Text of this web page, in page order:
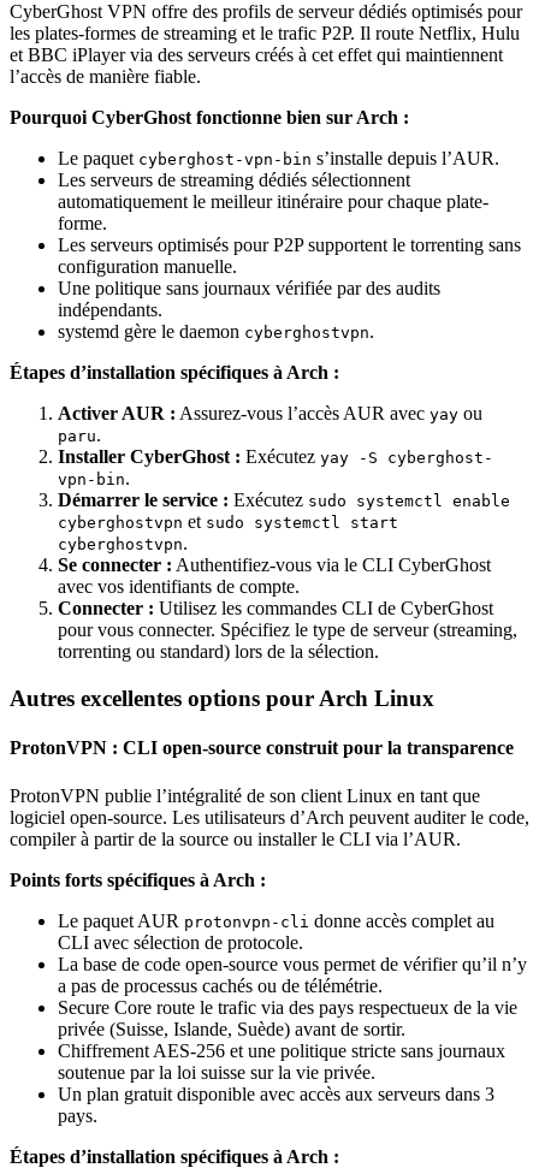
CyberGhost VPN offre des profils de serveur dédiés optimisés pour
les plates-formes de streaming et le trafic P2P. Il route Netflix, Hulu
et BBC iPlayer via des serveurs créés à cet effet qui maintiennent
l’accès de manière fiable.
Pourquoi CyberGhost fonctionne bien sur Arch :
Le paquet cyberghost-vpn-bin s’installe depuis l’AUR.
Les serveurs de streaming dédiés sélectionnent
automatiquement le meilleur itinéraire pour chaque plate-
forme.
Les serveurs optimisés pour P2P supportent le torrenting sans
configuration manuelle.
Une politique sans journaux vérifiée par des audits
indépendants.
systemd gère le daemon cyberghostvpn.
Étapes d’installation spécifiques à Arch :
Activer AUR : Assurez-vous l’accès AUR avec yay ou
paru.
Installer CyberGhost : Exécutez yay -S cyberghost-
vpn-bin.
Démarrer le service : Exécutez sudo systemctl enable
cyberghostvpn et sudo systemctl start
cyberghostvpn.
Se connecter : Authentifiez-vous via le CLI CyberGhost
avec vos identifiants de compte.
Connecter : Utilisez les commandes CLI de CyberGhost
pour vous connecter. Spécifiez le type de serveur (streaming,
torrenting ou standard) lors de la sélection.
Autres excellentes options pour Arch Linux
ProtonVPN : CLI open-source construit pour la transparence
ProtonVPN publie l’intégralité de son client Linux en tant que
logiciel open-source. Les utilisateurs d’Arch peuvent auditer le code,
compiler à partir de la source ou installer le CLI via l’AUR.
Points forts spécifiques à Arch :
Le paquet AUR protonvpn-cli donne accès complet au
CLI avec sélection de protocole.
La base de code open-source vous permet de vérifier qu’il n’y
a pas de processus cachés ou de télémétrie.
Secure Core route le trafic via des pays respectueux de la vie
privée (Suisse, Islande, Suède) avant de sortir.
Chiffrement AES-256 et une politique stricte sans journaux
soutenue par la loi suisse sur la vie privée.
Un plan gratuit disponible avec accès aux serveurs dans 3
pays.
Étapes d’installation spécifiques à Arch :